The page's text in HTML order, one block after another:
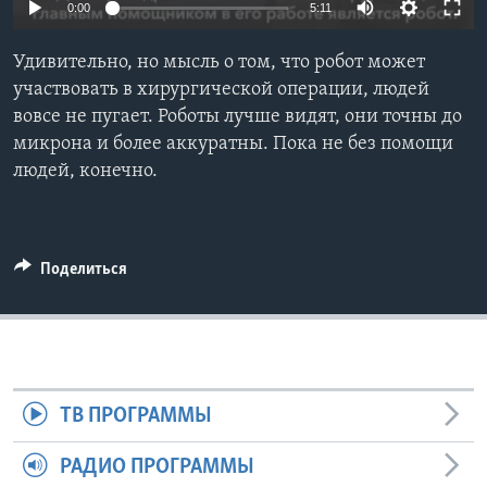
СОЦИАЛЬНЫЕ СЕТИ
0:00 5:11
Удивительно, но мысль о том, что робот может
участвовать в хирургической операции, людей
вовсе не пугает. Роботы лучше видят, они точны до
микрона и более аккуратны. Пока не без помощи
людей, конечно.
Поделиться
ТВ ПРОГРАММЫ
РАДИО ПРОГРАММЫ